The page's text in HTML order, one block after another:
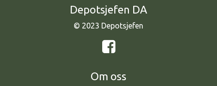
Depotsjefen DA
© 2023 Depotsjefen
Om oss